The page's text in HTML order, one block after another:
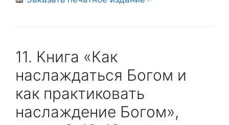
11. Книга «Как
наслаждаться Богом и
как практиковать
наслаждение Богом»,